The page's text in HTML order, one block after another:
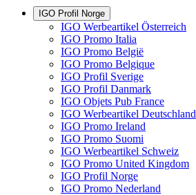
IGO Profil Norge
IGO Werbeartikel Österreich
IGO Promo Italia
IGO Promo België
IGO Promo Belgique
IGO Profil Sverige
IGO Profil Danmark
IGO Objets Pub France
IGO Werbeartikel Deutschland
IGO Promo Ireland
IGO Promo Suomi
IGO Werbeartikel Schweiz
IGO Promo United Kingdom
IGO Profil Norge
IGO Promo Nederland